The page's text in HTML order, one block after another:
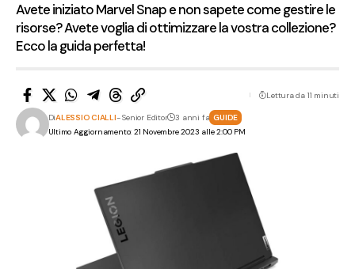
Avete iniziato Marvel Snap e non sapete come gestire le
risorse? Avete voglia di ottimizzare la vostra collezione?
Ecco la guida perfetta!
Ultimo Aggiornamento: 21 Novembre 2023 alle 2:00 PM
DiALESSIO CIALLI- Senior Editor 3 anni fa GUIDE
Lettura da 11 minuti